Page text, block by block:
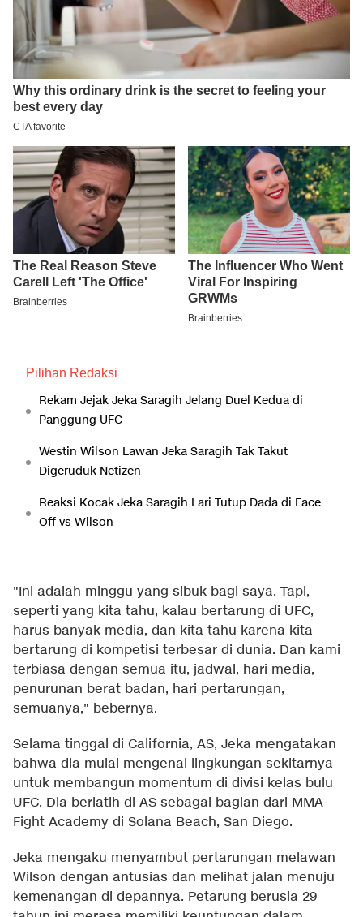
Pilihan Redaksi
Rekam Jejak Jeka Saragih Jelang Duel Kedua di
Panggung UFC
Westin Wilson Lawan Jeka Saragih Tak Takut
Digeruduk Netizen
Reaksi Kocak Jeka Saragih Lari Tutup Dada di Face
Off vs Wilson
"Ini adalah minggu yang sibuk bagi saya. Tapi,
seperti yang kita tahu, kalau bertarung di UFC,
harus banyak media, dan kita tahu karena kita
bertarung di kompetisi terbesar di dunia. Dan kami
terbiasa dengan semua itu, jadwal, hari media,
penurunan berat badan, hari pertarungan,
semuanya," bebernya.
Selama tinggal di California, AS, Jeka mengatakan
bahwa dia mulai mengenal lingkungan sekitarnya
untuk membangun momentum di divisi kelas bulu
UFC. Dia berlatih di AS sebagai bagian dari MMA
Fight Academy di Solana Beach, San Diego.
Jeka mengaku menyambut pertarungan melawan
Wilson dengan antusias dan melihat jalan menuju
kemenangan di depannya. Petarung berusia 29